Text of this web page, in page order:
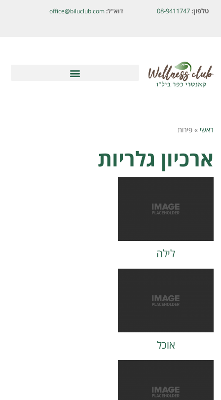
טלפון: 08-9411747 דוא"ל:office@biluclub.com
ראשי » פירות
ארכיון גלריות
לילה
אוכל